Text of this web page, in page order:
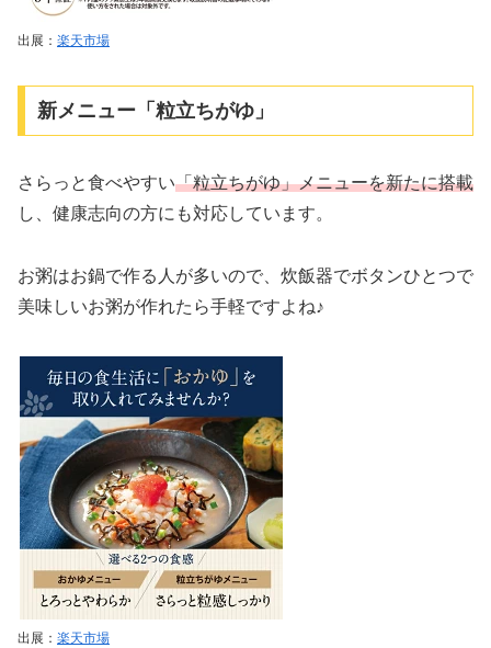
出展： 楽天市場
新メニュー「粒立ちがゆ」
さらっと食べやすい「粒立ちがゆ」メニューを新たに搭載
し、健康志向の方にも対応しています。
お粥はお鍋で作る人が多いので、炊飯器でボタンひとつで
美味しいお粥が作れたら手軽ですよね♪
出展： 楽天市場